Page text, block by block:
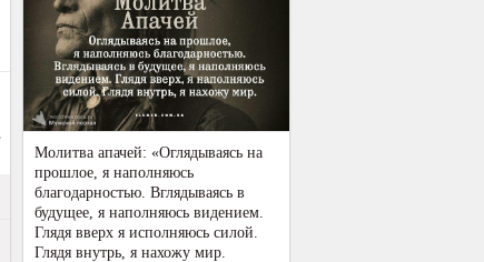
Молитва апачей: «Оглядываясь на
прошлое, я наполняюсь
благодарностью. Вглядываясь в
будущее, я наполняюсь видением.
Глядя вверх я исполняюсь силой.
Глядя внутрь, я нахожу мир.